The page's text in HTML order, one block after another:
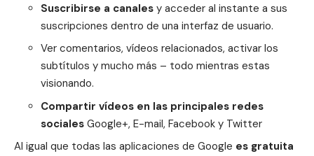
Suscribirse a canalesy acceder al instante a sus
suscripciones dentro de una interfaz de usuario.
Ver comentarios, vídeos relacionados, activar los
subtítulos y mucho más – todo mientras estas
visionando.
Compartir vídeos en las principales redes
socialesGoogle+, E-mail, Facebook y Twitter
Al igual que todas las aplicaciones de Google es gratuita